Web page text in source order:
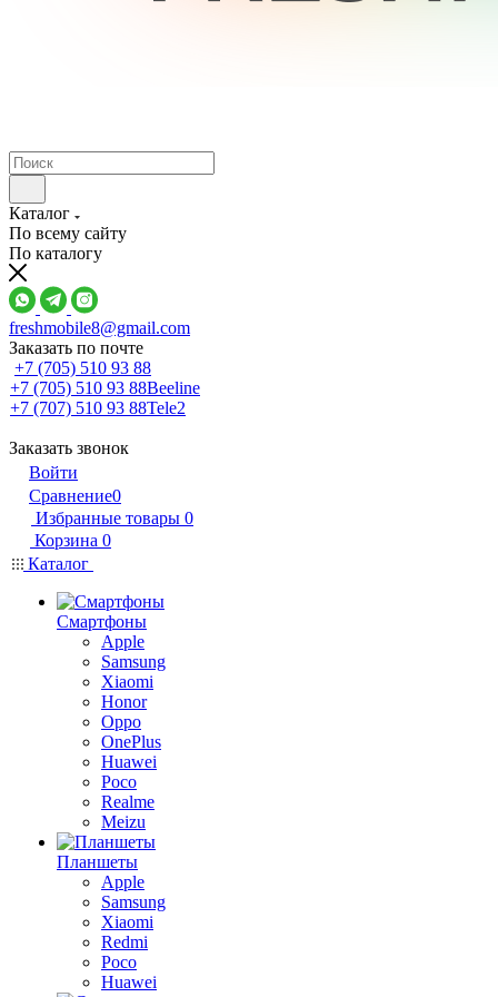
Каталог
По всему сайту
По каталогу
freshmobile8@gmail.com
Заказать по почте
+7 (705) 510 93 88
+7 (705) 510 93 88Beeline
+7 (707) 510 93 88Tele2
Заказать звонок
Войти
Сравнение0
Избранные товары 0
Корзина 0
Каталог
Смартфоны
Apple
Samsung
Xiaomi
Honor
Oppo
OnePlus
Huawei
Poco
Realme
Meizu
Планшеты
Apple
Samsung
Xiaomi
Redmi
Poco
Huawei